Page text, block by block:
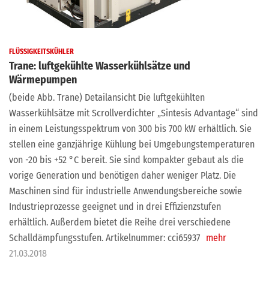
FLÜSSIGKEITSKÜHLER
Trane: luftgekühlte Wasserkühlsätze und
Wärmepumpen
(beide Abb. Trane) Detailansicht Die luftgekühlten
Wasserkühlsätze mit Scrollverdichter „Sintesis Advantage“ sind
in einem Leistungsspektrum von 300 bis 700 kW erhältlich. Sie
stellen eine ganzjährige Kühlung bei Umgebungstemperaturen
von -20 bis +52 °C bereit. Sie sind kompakter gebaut als die
vorige Generation und benötigen daher weniger Platz. Die
Maschinen sind für industrielle Anwendungsbereiche sowie
Industrieprozesse geeignet und in drei Effizienzstufen
erhältlich. Außerdem bietet die Reihe drei verschiedene
Schalldämpfungsstufen. Artikelnummer: cci65937 mehr
21.03.2018